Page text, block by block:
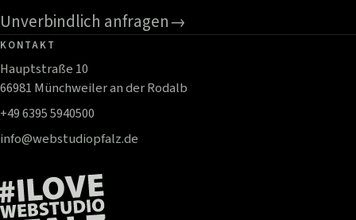
Unverbindlich anfragen→
KONTAKT
Hauptstraße 10
66981 Münchweiler an der Rodalb
+49 6395 5940500
info@webstudiopfalz.de